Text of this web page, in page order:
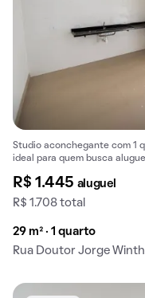
Studio aconchegante com 1
ideal para quem busca
R$ 1.445 aluguel
R$ 1.708 total
29 m² · 1 quarto
Rua Doutor Jorge